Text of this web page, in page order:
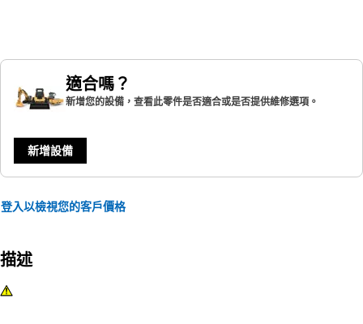
適合嗎？
新增您的設備，查看此零件是否適合或是否提供維修選項。
新增設備
登入以檢視您的客戶價格
描述